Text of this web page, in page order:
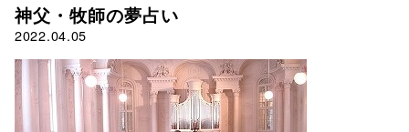
神父・牧師の夢占い
2022.04.05